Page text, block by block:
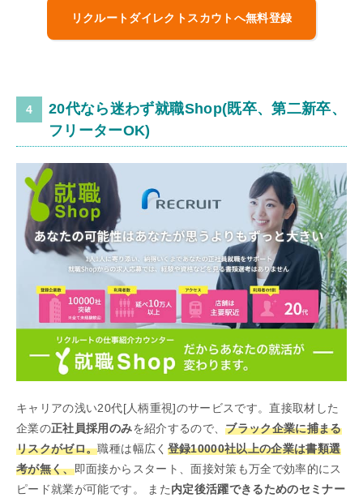
リクルートダイレクトスカウトへ無料登録
20代なら迷わず就職Shop(既卒、第二新卒、
フリーターOK)
キャリアの浅い20代[人柄重視]のサービスです。直接取材した
企業の正社員採用のみを紹介するので、ブラック企業に捕まる
リスクがゼロ。職種は幅広く 登録10000社以上の企業は書類選
考が無く、即面接からスタート、面接対策も万全で効率的にス
ピード就業が可能です。 また内定後活躍できるためのセミナー